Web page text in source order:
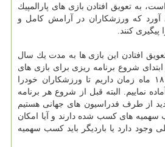
به تعویق افتادن بازی های پارالمپیك
كه ورزشكاران در آرامش كامل و
كنند.
افتادن این بازی ها به مدت یك سال
شروع برنامه ریزی برای بازی های
پارالمپیك توكیو هستیم و ۱۸ ماه زمان داریم تا ورزشكاران خودرا
نماییم. البته قبل از شروع هر برنامه
از طرف فدراسیون های جهانی هستیم
سهمیه های كسب شده دارند و آیا امكان
وجود دارد یا باردیگر باید كسب سهمیه